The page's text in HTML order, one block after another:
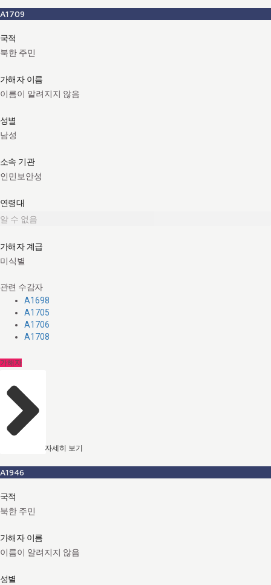
A1709
국적
북한 주민
가해자 이름
이름이 알려지지 않음
성별
남성
소속 기관
인민보안성
연령대
알 수 없음
가해자 계급
미식별
관련 수감자
A1698
A1705
A1706
A1708
가해자
자세히 보기
A1946
국적
북한 주민
가해자 이름
이름이 알려지지 않음
성별